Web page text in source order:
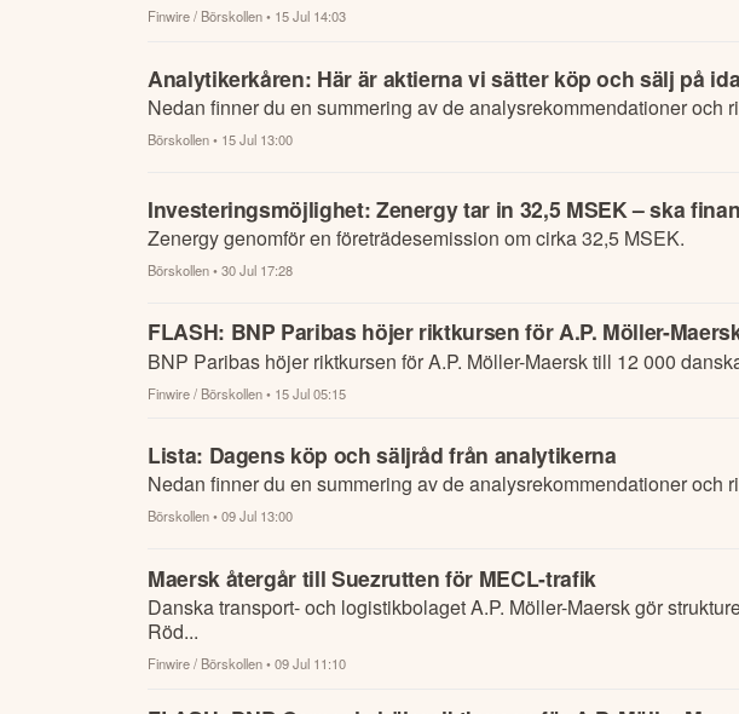
Finwire / Börskollen• 15 Jul 14:03
Analytikerkåren: Här är aktierna vi sätter köp och sälj på
Nedan finner du en summering av de analysrekommendationer och
Börskollen• 15 Jul 13:00
Investeringsmöjlighet: Zenergy tar in 32,5 MSEK – ska
Zenergy genomför en företrädesemission om cirka 32,5 MSEK.
Börskollen• 30 Jul 17:28
FLASH: BNP Paribas höjer riktkursen för A.P. Möller-
BNP Paribas höjer riktkursen för A.P. Möller-Maersk till 12 000
Finwire / Börskollen• 15 Jul 05:15
Lista: Dagens köp och säljråd från analytikerna
Nedan finner du en summering av de analysrekommendationer och
Börskollen• 09 Jul 13:00
Maersk återgår till Suezrutten för MECL-trafik
Danska transport- och logistikbolaget A.P. Möller-Maersk gör strukturella förändringar i sin MECL-tjänst och låter trafiken åter gå via
Röd...
Finwire / Börskollen• 09 Jul 11:10